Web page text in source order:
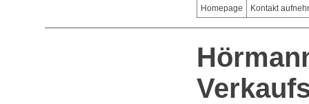
Homepage Kontakt